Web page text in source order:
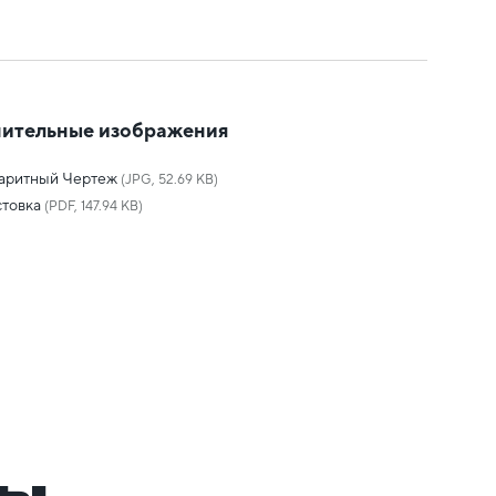
изображения
Чертеж (JPG, 52.69 KB)
(PDF, 147.94 KB)